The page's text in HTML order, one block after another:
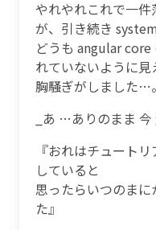
やれやれこれで一
が、引き続き
どうも angular
れていないように見
胸騒ぎがしました…。
_あ …ありのまま
『おれはチュート
していると
思ったらいつのま
た』